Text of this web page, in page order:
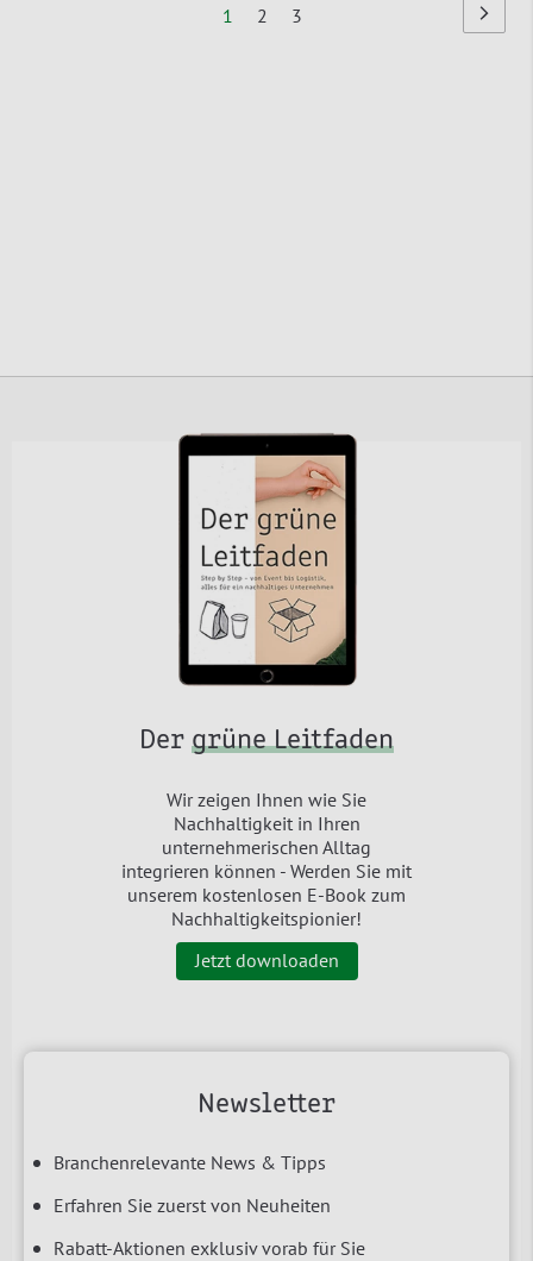
Sie
1 Seite
2 Seite
3
Seite
Newsletter
Branchenrelevante News & Tipps
Erfahren Sie zuerst von Neuheiten
Rabatt-Aktionen exklusiv vorab für Sie
Der grüne Leitfaden
Wir zeigen Ihnen wie Sie
Nachhaltigkeit in Ihren
unternehmerischen Alltag
integrieren können - Werden Sie mit
unserem kostenlosen E-Book zum
Nachhaltigkeitspionier!
Jetzt downloaden